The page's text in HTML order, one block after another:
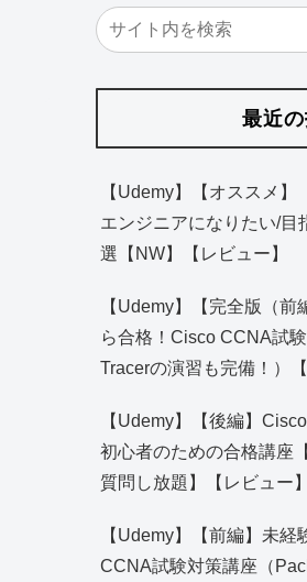
最近
【Udemy】【オススメ】
エンジニアになりたい/
選【NW】【レビュー】
【Udemy】【完全版（
ら合格！Cisco CCNA試
Tracerの演習も完備！）【
【Udemy】【後編】
初心者のための合格講座
質問し放題】【レビュー】
【Udemy】【前編】未
CCNA試験対策講座（